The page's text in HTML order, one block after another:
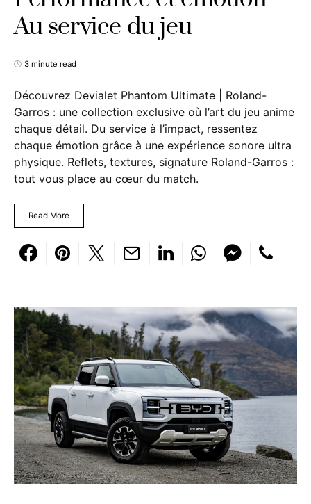
Au service du jeu
3 minute read
Découvrez Devialet Phantom Ultimate | Roland-
Garros : une collection exclusive où l’art du jeu anime
chaque détail. Du service à l’impact, ressentez
chaque émotion grâce à une expérience sonore ultra
physique. Reflets, textures, signature Roland-Garros :
tout vous place au cœur du match.
Read More